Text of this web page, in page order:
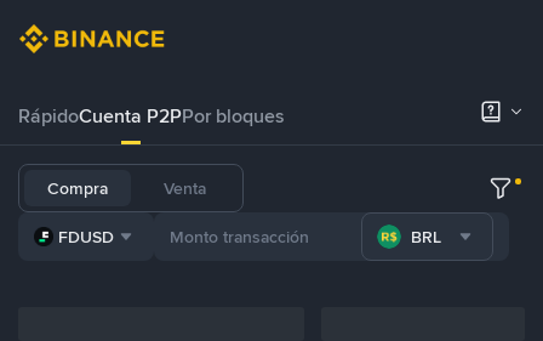
RápidoCuenta P2PPor bloques
Compra Venta
FDUSD BRL